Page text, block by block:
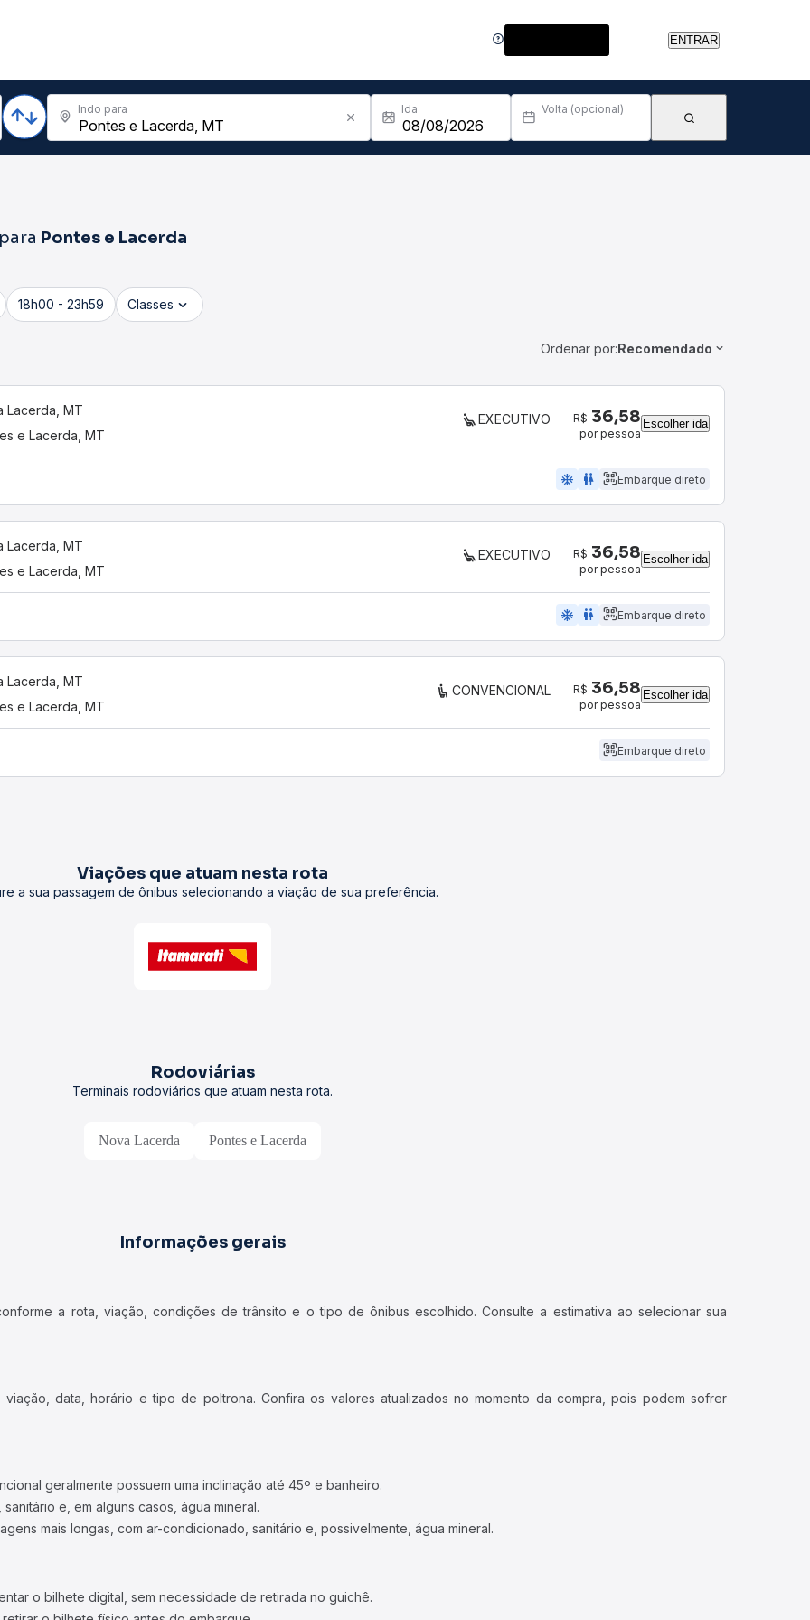
ENTRAR
Indo para Ida Volta (opcional)
para Pontes e Lacerda
18h00 - 23h59 Classes
Ordenar por:Recomendado
Lacerda, MT
e Lacerda, MT
EXECUTIVO R$ 36,58
por pessoa
Escolher ida
ac_unit wc Embarque direto
Lacerda, MT
e Lacerda, MT
EXECUTIVO R$ 36,58
por pessoa
Escolher ida
ac_unit wc Embarque direto
Lacerda, MT
e Lacerda, MT
CONVENCIONAL R$ 36,58
por pessoa
Escolher ida
Embarque direto
Viações que atuam nesta rota
a sua passagem de ônibus selecionando a viação de sua preferência.
Rodoviárias
Terminais rodoviários que atuam nesta rota.
Nova Lacerda Pontes e Lacerda
Informações gerais
a rota, viação, condições de trânsito e o tipo de ônibus escolhido. Consulte a estimativa ao selecionar sua
data, horário e tipo de poltrona. Confira os valores atualizados no momento da compra, pois podem sofrer
geralmente possuem uma inclinação até 45º e banheiro.
e, em alguns casos, água mineral.
mais longas, com ar-condicionado, sanitário e, possivelmente, água mineral.
o bilhete digital, sem necessidade de retirada no guichê.